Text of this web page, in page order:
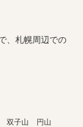
、札幌周辺での
双子山
円山